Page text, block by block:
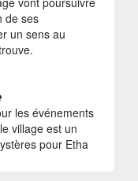
de ses
un sens au
les événements
village est un
pour Etha